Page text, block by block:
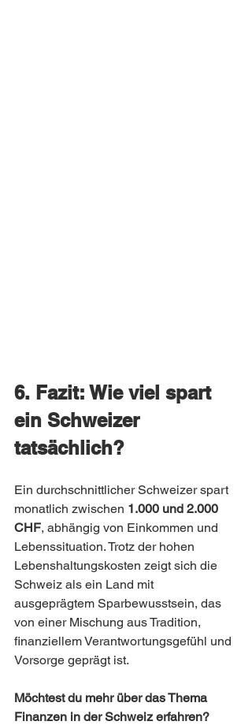
6. Fazit: Wie viel spart
ein Schweizer
tatsächlich?
Ein durchschnittlicher Schweizer spart
monatlich zwischen 1.000 und 2.000
CHF, abhängig von Einkommen und
Lebenssituation. Trotz der hohen
Lebenshaltungskosten zeigt sich die
Schweiz als ein Land mit
ausgeprägtem Sparbewusstsein, das
von einer Mischung aus Tradition,
finanziellem Verantwortungsgefühl und
Vorsorge geprägt ist.
Möchtest du mehr über das Thema
Finanzen in der Schweiz erfahren?